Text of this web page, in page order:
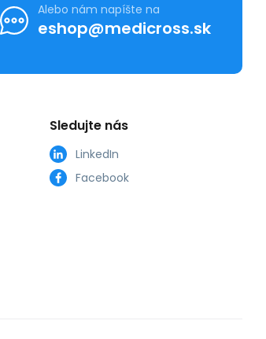
Alebo nám napíšte na
eshop@medicross.sk
Sledujte nás
LinkedIn
Facebook